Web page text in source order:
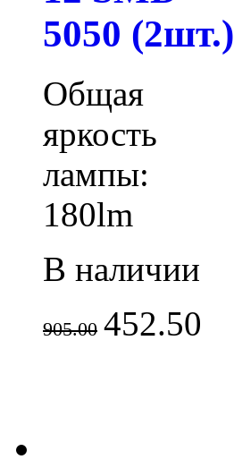
5050 (2шт.)
Общая
яркость
лампы:
180lm
В наличии
905.00 452.50